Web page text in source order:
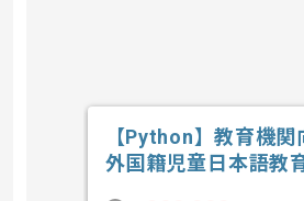
【Python】教育機関
外国籍児童日本語教